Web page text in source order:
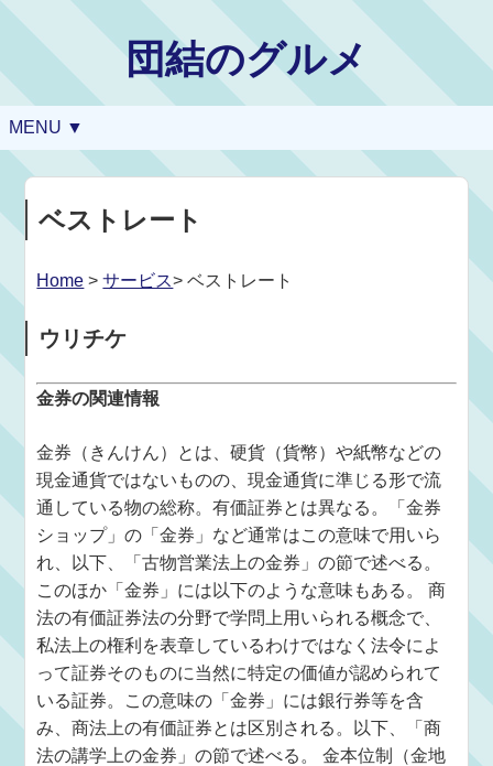
団結のグルメ
MENU ▼
ベストレート
Home >サービス> ベストレート
ウリチケ
金券の関連情報
金券（きんけん）とは、硬貨（貨幣）や紙幣などの
現金通貨ではないものの、現金通貨に準じる形で流
通している物の総称。有価証券とは異なる。「金券
ショップ」の「金券」など通常はこの意味で用いら
れ、以下、「古物営業法上の金券」の節で述べる。
このほか「金券」には以下のような意味もある。 商
法の有価証券法の分野で学問上用いられる概念で、
私法上の権利を表章しているわけではなく法令によ
って証券そのものに当然に特定の価値が認められて
いる証券。この意味の「金券」には銀行券等を含
み、商法上の有価証券とは区別される。以下、「商
法の講学上の金券」の節で述べる。 金本位制（金地